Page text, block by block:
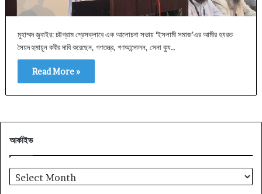
মুহাম্মদ জুবাইর: চট্টগ্রাম প্রেসক্লাবে এক আলোচনা সভায় ‘ইসলামী সমাজ’এর আমীর হযরত
সৈয়দ হুমায়ূন কবীর দাবি করেছেন, গণতন্ত্র, গণআন্দোলন, সেনা ক্যু…
Read More »
আর্কাইভ
আর্কাইভ